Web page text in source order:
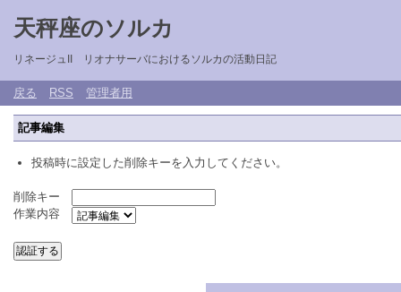
天秤座のソルカ
リネージュII リオナサーバにおけるソルカの活動日記
戻る RSS 管理者用
記事編集
投稿時に設定した削除キーを入力してください。
削除キー
作業内容